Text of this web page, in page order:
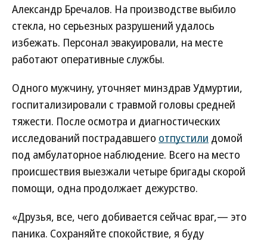
Александр Бречалов. На производстве выбило
стекла, но серьезных разрушений удалось
избежать. Персонал эвакуировали, на месте
работают оперативные службы.
Одного мужчину, уточняет минздрав Удмуртии,
госпитализировали с травмой головы средней
тяжести. После осмотра и диагностических
исследований пострадавшего отпустили домой
под амбулаторное наблюдение. Всего на место
происшествия выезжали четыре бригады скорой
помощи, одна продолжает дежурство.
«Друзья, все, чего добивается сейчас враг,— это
паника. Сохраняйте спокойствие, я буду